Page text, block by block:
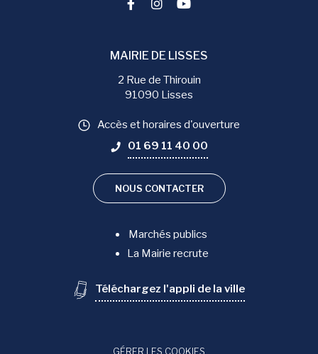
Lien vers le compte Facebook
Lien vers le compte
Lien vers la chaîne
MAIRIE DE LISSES
2 Rue de Thirouin
91090 Lisses
Accès et horaires d'ouverture
01 69 11 40 00
NOUS CONTACTER
Marchés publics
La Mairie recrute
Téléchargez l'appli de la ville
GÉRER LES COOKIES